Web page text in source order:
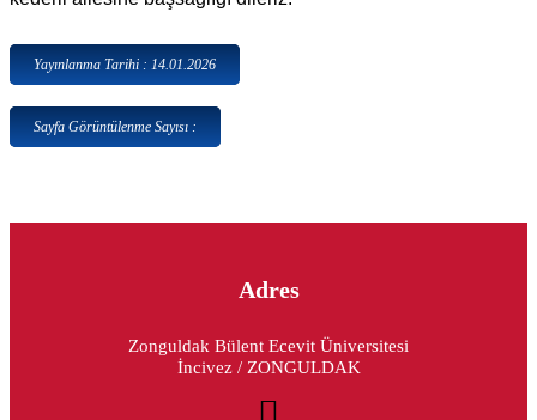
Yayınlanma Tarihi : 14.01.2026
Sayfa Görüntülenme Sayısı :
Adres
Zonguldak Bülent Ecevit Üniversitesi
İncivez / ZONGULDAK